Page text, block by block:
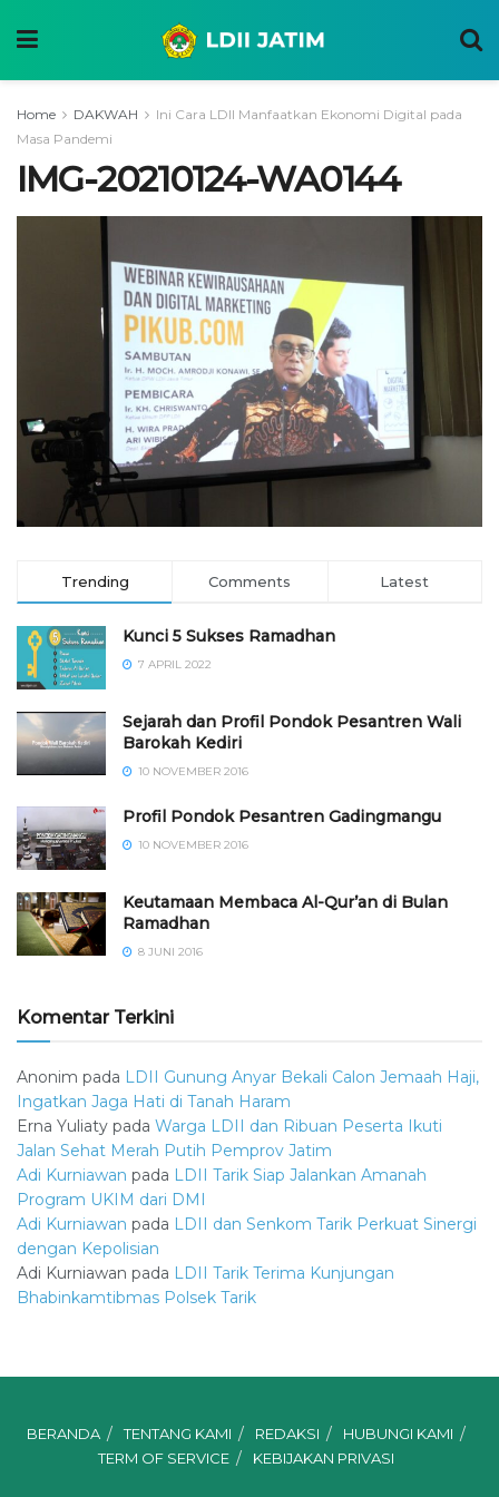
Home DAKWAH
Ini Cara LDII Manfaatkan Ekonomi Digital pada
Masa Pandemi
IMG-20210124-WA0144
Trending Comments Latest
Kunci 5 Sukses Ramadhan
7 APRIL 2022
Sejarah dan Profil Pondok Pesantren Wali
Barokah Kediri
10 NOVEMBER 2016
⁠⁠⁠Profil Pondok Pesantren Gadingmangu
10 NOVEMBER 2016
Keutamaan Membaca Al-Qur’an di Bulan
Ramadhan
8 JUNI 2016
Komentar Terkini
Anonim pada LDII Gunung Anyar Bekali Calon Jemaah Haji,
Ingatkan Jaga Hati di Tanah Haram
Erna Yuliaty pada Warga LDII dan Ribuan Peserta Ikuti
Jalan Sehat Merah Putih Pemprov Jatim
Adi Kurniawan pada LDII Tarik Siap Jalankan Amanah
Program UKIM dari DMI
Adi Kurniawan pada LDII dan Senkom Tarik Perkuat Sinergi
dengan Kepolisian
Adi Kurniawan pada LDII Tarik Terima Kunjungan
Bhabinkamtibmas Polsek Tarik
BERANDA TENTANG KAMI REDAKSI
HUBUNGI KAMI
TERM OF SERVICE
KEBIJAKAN PRIVASI